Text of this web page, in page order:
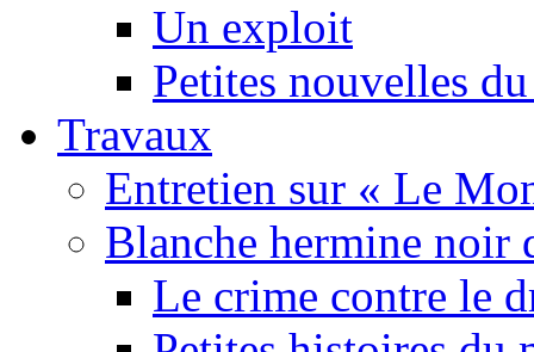
Un exploit
Petites nouvelles
Travaux
Entretien sur « Le
Blanche hermine noir
Le crime contre le